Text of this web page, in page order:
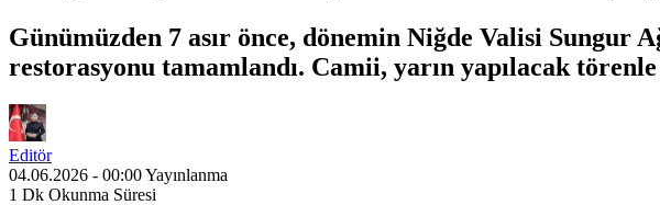
Günümüzden 7 asır önce, dönemin Niğde Valisi Sungur
restorasyonu tamamlandı. Camii, yarın yapılacak
Editör
04.06.2026 - 00:00Yayınlanma
1 Dk Okunma Süresi